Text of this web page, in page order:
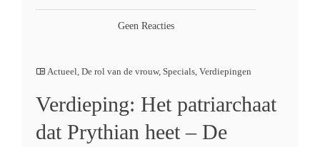
Geen Reacties
Actueel, De rol van de vrouw, Specials, Verdiepingen
Verdieping: Het patriarchaat
dat Prythian heet – De